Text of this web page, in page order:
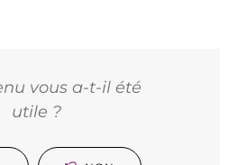
vous a-t-il été
utile ?